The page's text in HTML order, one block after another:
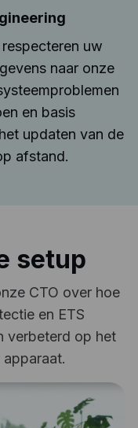
uw
naar onze
en basis
updaten van de
afstand.
setup
CTO over hoe
en ETS
verbeterd op het
apparaat.